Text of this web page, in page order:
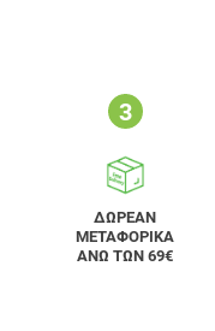
ΔΩΡΕΑΝ
ΜΕΤΑΦΟΡΙΚΑ
ΑΝΩ ΤΩΝ 69€